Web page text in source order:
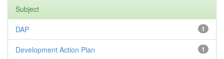
Subject
1
DAP
1
Development Action Plan